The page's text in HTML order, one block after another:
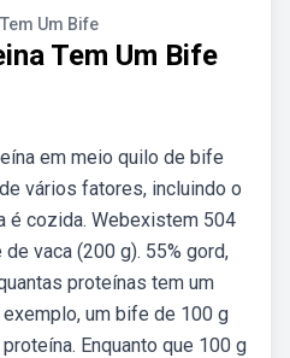
Um Bife
Tem Um Bife
em meio quilo de bife
vários fatores, incluindo o
é cozida. Webexistem 504
vaca (200 g). 55% gord,
proteínas tem um
um bife de 100 g
Enquanto que 100 g